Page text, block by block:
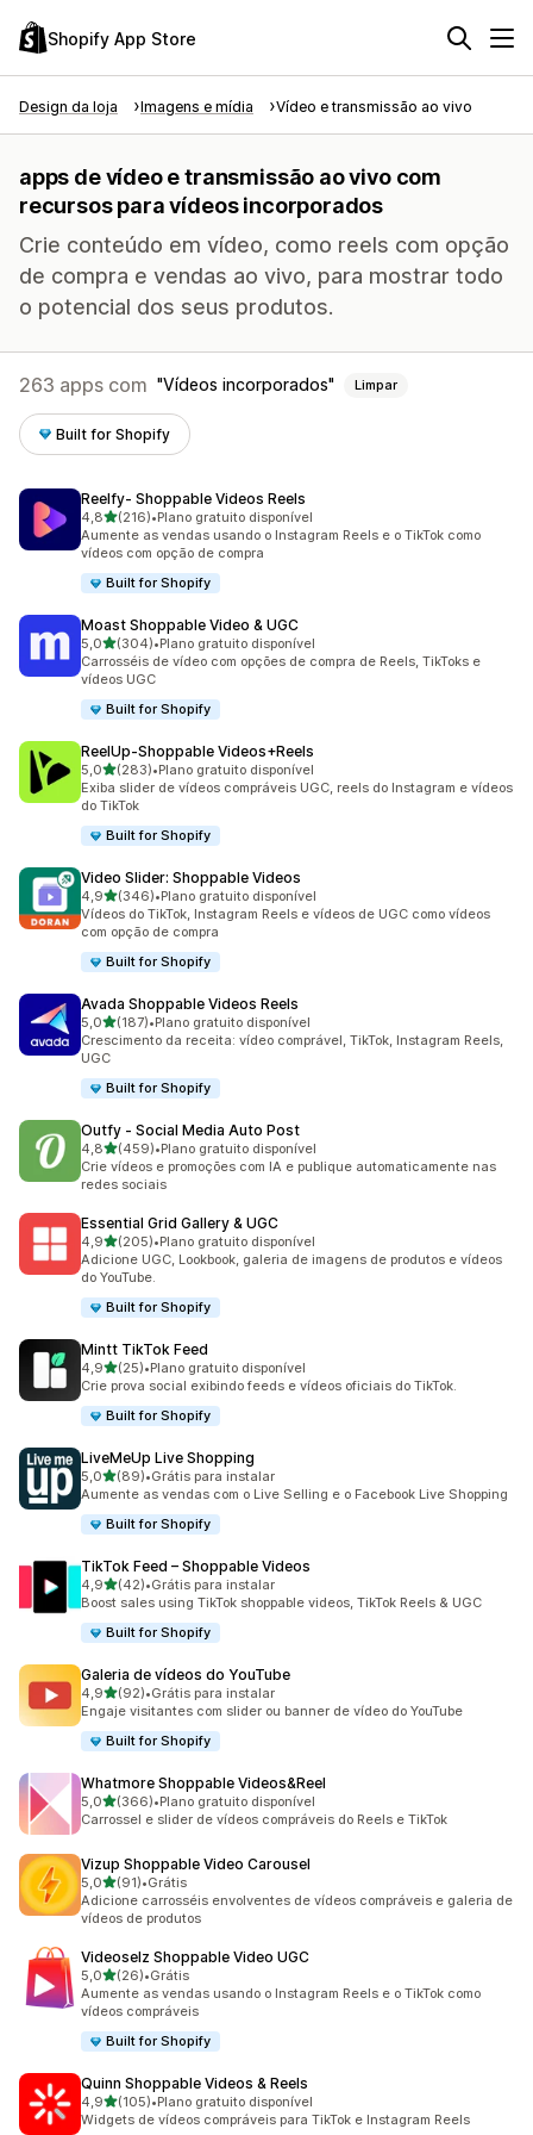
Shopify App Store
Design da loja Imagens e mídia Vídeo e transmissão ao vivo
apps de vídeo e transmissão ao vivo com
recursos para vídeos incorporados
Crie conteúdo em vídeo, como reels com opção
de compra e vendas ao vivo, para mostrar todo
o potencial dos seus produtos.
263 apps com Vídeos incorporados Limpar
Built for Shopify
Reelfy‑ Shoppable Videos Reels
4,8de 5 estrelas
(216)
216 avaliações ao todo
•Plano gratuito disponível
Aumente as vendas usando o Instagram Reels e o TikTok como
vídeos com opção de compra
Built for Shopify
Moast Shoppable Video & UGC
5,0de 5 estrelas
(304)
304 avaliações ao todo
•Plano gratuito disponível
Carrosséis de vídeo com opções de compra de Reels, TikToks e
vídeos UGC
Built for Shopify
ReelUp‑Shoppable Videos+Reels
5,0de 5 estrelas
(283)
283 avaliações ao todo
•Plano gratuito disponível
Exiba slider de vídeos compráveis UGC, reels do Instagram e vídeos
do TikTok
Built for Shopify
Video Slider: Shoppable Videos
4,9de 5 estrelas
(346)
346 avaliações ao todo
•Plano gratuito disponível
Vídeos do TikTok, Instagram Reels e vídeos de UGC como vídeos
com opção de compra
Built for Shopify
Avada Shoppable Videos Reels
5,0de 5 estrelas
(187)
187 avaliações ao todo
•Plano gratuito disponível
Crescimento da receita: vídeo comprável, TikTok, Instagram Reels,
UGC
Built for Shopify
Outfy ‑ Social Media Auto Post
4,8de 5 estrelas
(459)
459 avaliações ao todo
•Plano gratuito disponível
Crie vídeos e promoções com IA e publique automaticamente nas
redes sociais
Essential Grid Gallery & UGC
4,9de 5 estrelas
(205)
205 avaliações ao todo
•Plano gratuito disponível
Adicione UGC, Lookbook, galeria de imagens de produtos e vídeos
do YouTube.
Built for Shopify
Mintt TikTok Feed
4,9de 5 estrelas
(25)
25 avaliações ao todo
•Plano gratuito disponível
Crie prova social exibindo feeds e vídeos oficiais do TikTok.
Built for Shopify
LiveMeUp Live Shopping
5,0de 5 estrelas
(89)
89 avaliações ao todo
•Grátis para instalar
Aumente as vendas com o Live Selling e o Facebook Live Shopping
Built for Shopify
TikTok Feed – Shoppable Videos
4,9de 5 estrelas
(42)
42 avaliações ao todo
•Grátis para instalar
Boost sales using TikTok shoppable videos, TikTok Reels & UGC
Built for Shopify
Galeria de vídeos do YouTube
4,9de 5 estrelas
(92)
92 avaliações ao todo
•Grátis para instalar
Engaje visitantes com slider ou banner de vídeo do YouTube
Built for Shopify
Whatmore Shoppable Videos&Reel
5,0de 5 estrelas
(366)
366 avaliações ao todo
•Plano gratuito disponível
Carrossel e slider de vídeos compráveis do Reels e TikTok
Vizup Shoppable Video Carousel
5,0de 5 estrelas
(91)
91 avaliações ao todo
•Grátis
Adicione carrosséis envolventes de vídeos compráveis e galeria de
vídeos de produtos
Videoselz Shoppable Video UGC
5,0de 5 estrelas
(26)
26 avaliações ao todo
•Grátis
Aumente as vendas usando o Instagram Reels e o TikTok como
vídeos compráveis
Built for Shopify
Quinn Shoppable Videos & Reels
4,9de 5 estrelas
(105)
105 avaliações ao todo
•Plano gratuito disponível
Widgets de vídeos compráveis para TikTok e Instagram Reels